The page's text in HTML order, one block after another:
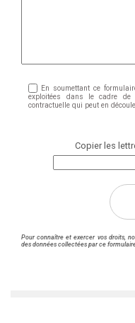
En soumettant ce
exploitées dans le cadre
contractuelle qui peut en
Copier les
Pour connaître et exercer vos droits,
des données collectées par ce